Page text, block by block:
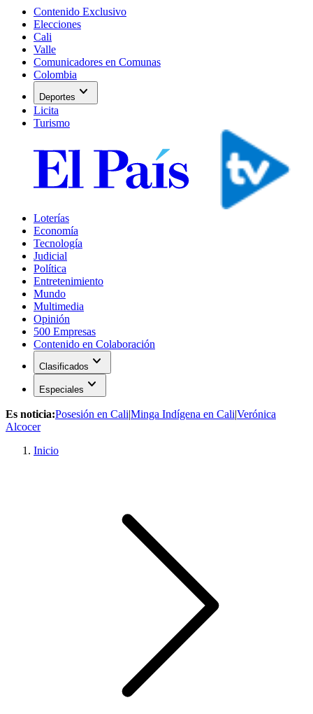
Contenido Exclusivo
Elecciones
Cali
Valle
Comunicadores en Comunas
Colombia
Deportes expand_more
Licita
Turismo
Loterías
Economía
Tecnología
Judicial
Política
Entretenimiento
Mundo
Multimedia
Opinión
500 Empresas
Contenido en Colaboración
Clasificados expand_more
Especiales expand_more
Es noticia:Posesión en Cali|Minga Indígena en Cali|Verónica
Alcocer
Inicio